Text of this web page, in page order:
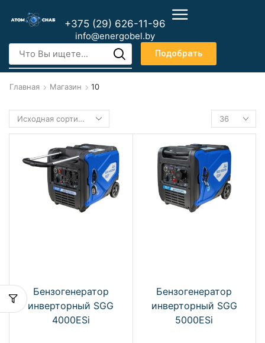
+375 (29) 626-11-96
info@energobel.by
Подобрать
Главная Магазин 10
Бензогенератор
инверторный SGG
4000ESi
Бензогенератор
инверторный SGG
5000ESi